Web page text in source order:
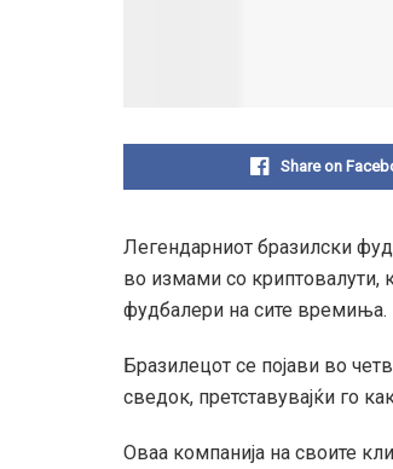
Share on
Легендарниот бразилски
во измами со криптовалути,
фудбалери на сите времиња.
Бразилецот се појави во
сведок, претставувајќи го
Оваа компанија на своите